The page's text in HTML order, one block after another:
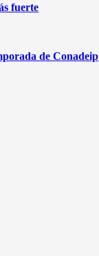
fuerte
de Conadeip